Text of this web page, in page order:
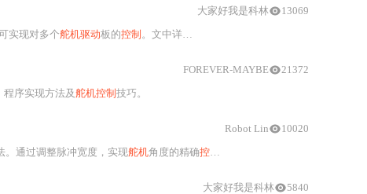
实现对多个舵机驱动板的控制 。文中详细解释了硬件连接方式、
大家好我是科林 13069
序实现方法及舵机控制 技巧。
FOREVER-MAYBE 21372
。通过调整脉冲宽度，实现舵机角度的精确控制
Robot Lin 10020
大家好我是科林 5840